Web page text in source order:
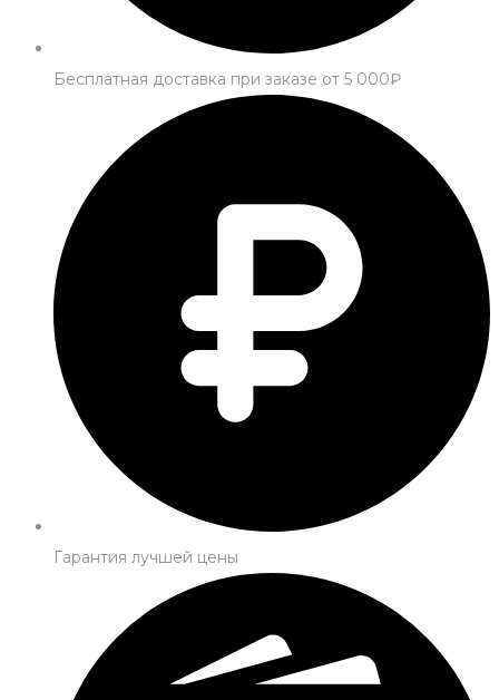
Бесплатная доставка при заказе от 5 000₽
Гарантия лучшей цены